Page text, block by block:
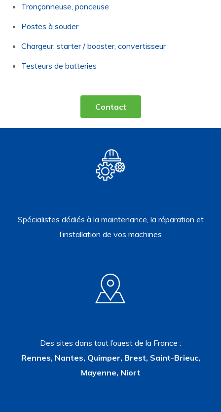
Tronçonneuse, ponceuse
Postes à souder
Chargeur, starter / booster, convertisseur
Testeurs de batteries
Contact
Spécialistes dédiés à la maintenance, la réparation et
l’installation de vos machines
Des sites dans tout l’ouest de la France :
Rennes, Nantes, Quimper, Brest, Saint-Brieuc,
Mayenne, Niort